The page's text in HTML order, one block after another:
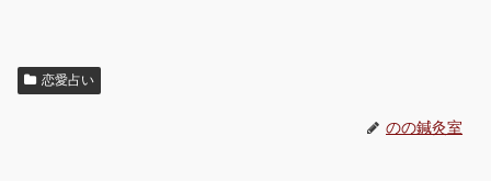
恋愛占い
のの鍼灸室